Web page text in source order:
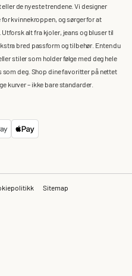
de nyeste trendene. Vi designer
kvinnekroppen, og sørger for at
alt fra kjoler, jeans og bluser til
bred passform og tilbehør. Enten du
stiler som holder følge med deg hele
deg. Shop dine favoritter på nettet
kurver – ikke bare standarder.
Sitemap